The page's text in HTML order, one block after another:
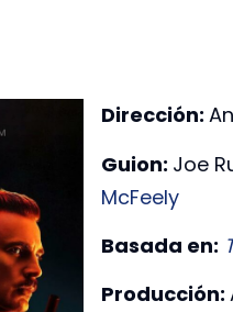
Dirección:
Guion: Joe
McFeely
Basada en:
Producción: